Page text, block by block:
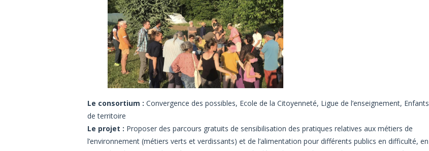
Le consortium : Convergence des possibles, Ecole de la Citoyenneté, Ligue de l’enseignement, Enfants
de territoire
Le projet : Proposer des parcours gratuits de sensibilisation des pratiques relatives aux métiers de
l’environnement (métiers verts et verdissants) et de l’alimentation pour différents publics en difficulté, en